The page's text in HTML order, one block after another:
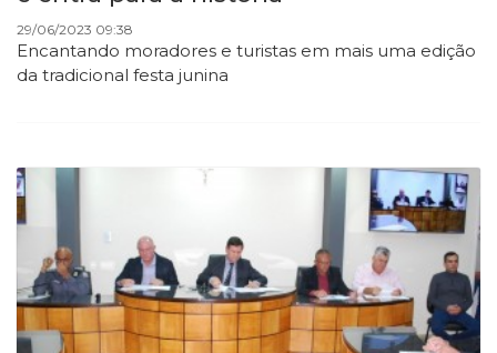
29/06/2023 09:38
Encantando moradores e turistas em mais uma edição
da tradicional festa junina